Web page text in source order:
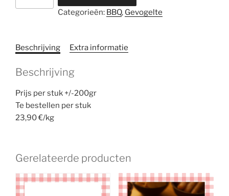
Categorieën: BBQ, Gevogelte
Beschrijving Extra informatie
Beschrijving
Prijs per stuk +/-200gr
Te bestellen per stuk
23,90 €/kg
Gerelateerde producten